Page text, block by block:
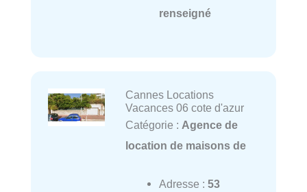
renseigné
Cannes Locations
Vacances 06 cote d'azur
Catégorie : Agence de
location de maisons de
Adresse : 53